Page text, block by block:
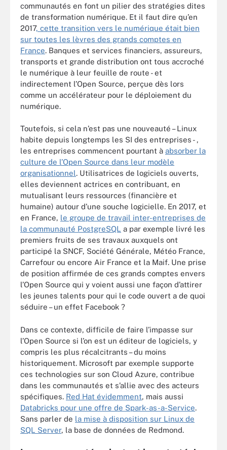
communautés en font un pilier des stratégies dites
de transformation numérique. Et il faut dire qu’en
2017, cette transition vers le numérique était bien
sur toutes les lèvres des grands comptes en
France. Banques et services financiers, assureurs,
transports et grande distribution ont tous accroché
le numérique à leur feuille de route - et
indirectement l’Open Source, perçue dès lors
comme un accélérateur pour le déploiement du
numérique.
Toutefois, si cela n’est pas une nouveauté – Linux
habite depuis longtemps les SI des entreprises - ,
les entreprises commencent pourtant à absorber la
culture de l’Open Source dans leur modèle
organisationnel. Utilisatrices de logiciels ouverts,
elles deviennent actrices en contribuant, en
mutualisant leurs ressources (financière et
humaine) autour d’une souche logicielle. En 2017, et
en France, le groupe de travail inter-entreprises de
la communauté PostgreSQL a par exemple livré les
premiers fruits de ses travaux auxquels ont
participé la SNCF, Société Générale, Météo France,
Carrefour ou encore Air France et la Maif. Une prise
de position affirmée de ces grands comptes envers
l’Open Source qui y voient aussi une façon d’attirer
les jeunes talents pour qui le code ouvert a de quoi
séduire – un effet Facebook ?
Dans ce contexte, difficile de faire l’impasse sur
l’Open Source si l’on est un éditeur de logiciels, y
compris les plus récalcitrants – du moins
historiquement. Microsoft par exemple supporte
ces technologies sur son Cloud Azure, contribue
dans les communautés et s’allie avec des acteurs
spécifiques. Red Hat évidemment, mais aussi
Databricks pour une offre de Spark-as-a-Service.
Sans parler de la mise à disposition sur Linux de
SQL Server, la base de données de Redmond.